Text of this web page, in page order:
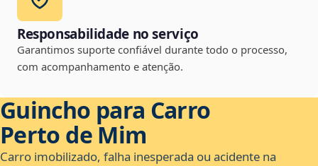
Responsabilidade no serviço
Garantimos suporte confiável durante todo o processo,
com acompanhamento e atenção.
Guincho para Carro
Perto de Mim
Carro imobilizado, falha inesperada ou acidente na